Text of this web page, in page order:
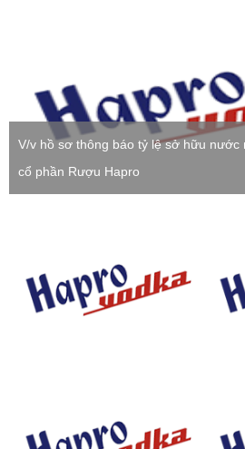
niên năm 2026 của Công ty cổ
Nghị quyết số 19/2026/NQ-HĐQT
đồng quản trị Công ty v/v kế hoạch
đông thường niên năm 2026 của
Hapro.
Công bố thông tin ký hợp đồng
V/v hồ sơ thông báo tỷ lệ sở hữu nước
cổ phần Rượu Hapro